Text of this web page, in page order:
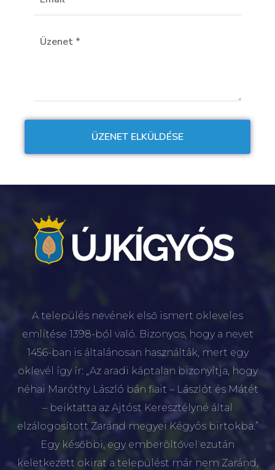
A település nevének első ismert okleveles
említése 1398-ból való. Bizonyos, hogy a nevet
1456-ban is általánosan használták, mert egy
oklevél így ír: „Az aradi káptalan bizonyítja, hogy
néhai Maróthy László bán fiait – Lászlót és Mátét
– beiktatta az Ajtóst Keresztélyné által
elzálogosított Zaránd megyei Kégyós birtokba.”
Egy későbbi, egy emberöltővel ezután
keletkezett okirat a települést már nem Zaránd,